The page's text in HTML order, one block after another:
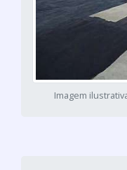
Imagem